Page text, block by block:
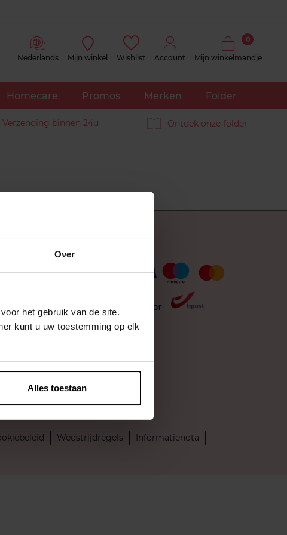
Over
het gebruik van de site.
kunt u uw toestemming op elk
Alles toestaan
Nederlands Mijn winkel Wishlist Account Mijn winkelmandje
0
Homecare Promos Merken Folder
Verzending binnen 24u Ontdek onze folder
Betaal veilig
Levering door
Wedstrijdregels
Informatienota